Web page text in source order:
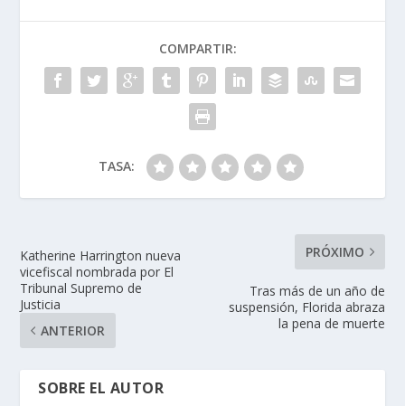
COMPARTIR:
TASA:
Katherine Harrington nueva
vicefiscal nombrada por El
Tribunal Supremo de
Justicia
ANTERIOR
PRÓXIMO
Tras más de un año de
suspensión, Florida abraza
la pena de muerte
SOBRE EL AUTOR